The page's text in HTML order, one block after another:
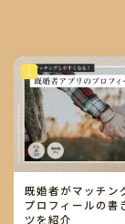
既婚者がマッチン
プロフィールの書
ツを紹介